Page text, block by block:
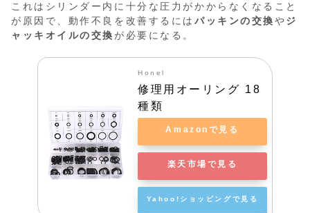
これはシリンダー内に十分な圧力がかからなくなること
が原因で、動作不良を改善するには パッキンの交換やジ
ャッキオイルの交換 が必要になる。
Honel
修理用オーリング 18
種類
Amazonで見る
楽天市場で見る
Yahoo!ショッピングで見る